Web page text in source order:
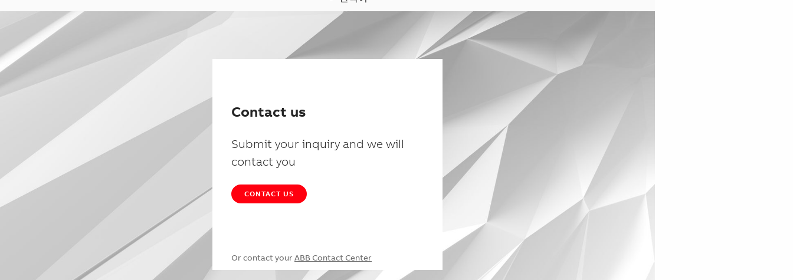
Contact us
Submit your inquiry and we will
contact you
CONTACT US
Or contact your ABB Contact Center